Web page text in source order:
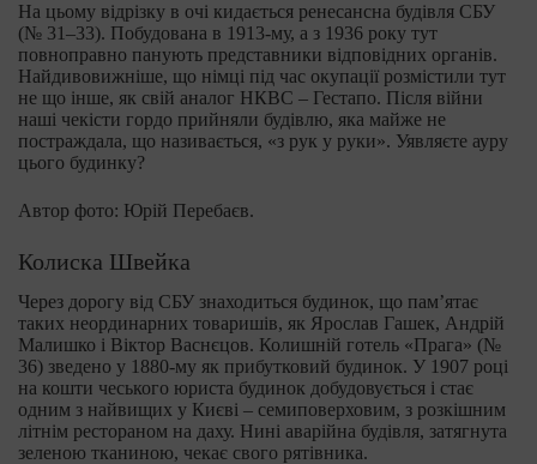
На цьому відрізку в очі кидається ренесансна будівля СБУ
(№ 31–33). Побудована в 1913-му, а з 1936 року тут
повноправно панують представники відповідних органів.
Найдивовижніше, що німці під час окупації розмістили тут
не що інше, як свій аналог НКВС – Гестапо. Після війни
наші чекісти гордо прийняли будівлю, яка майже не
постраждала, що називається, «з рук у руки». Уявляєте ауру
цього будинку?
Автор фото: Юрій Перебаєв.
Колиска Швейка
Через дорогу від СБУ знаходиться будинок, що пам’ятає
таких неординарних товаришів, як Ярослав Гашек, Андрій
Малишко і Віктор Васнєцов. Колишній готель «Прага» (№
36) зведено у 1880-му як прибутковий будинок. У 1907 році
на кошти чеського юриста будинок добудовується і стає
одним з найвищих у Києві – семиповерховим, з розкішним
літнім рестораном на даху. Нині аварійна будівля, затягнута
зеленою тканиною, чекає свого рятівника.